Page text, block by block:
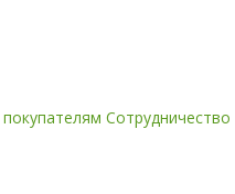
Сотрудничество